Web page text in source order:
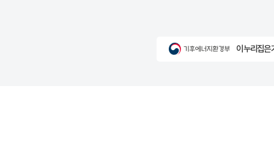
이 누리집은